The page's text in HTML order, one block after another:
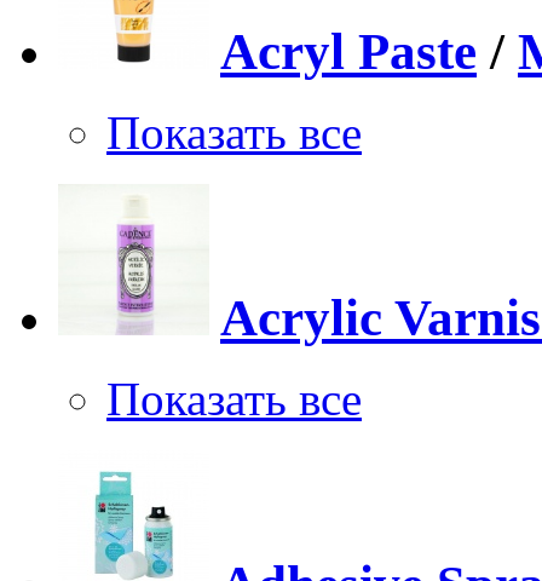
Acryl Paste /
Показать все
Acrylic
Показать все